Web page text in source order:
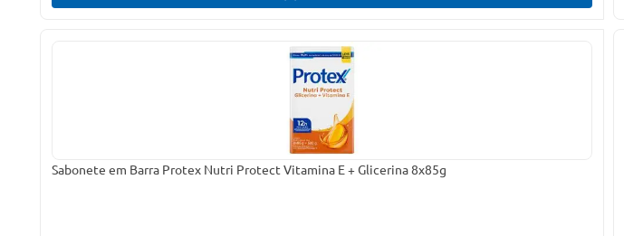
Sabonete em Barra Protex Nutri Protect Vitamina E + Glicerina 8x85g